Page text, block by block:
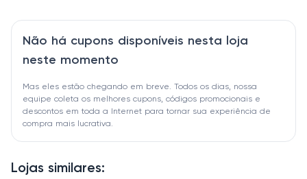
Lojas similares:
Não há cupons disponíveis nesta loja
neste momento
Mas eles estão chegando em breve. Todos os dias, nossa
equipe coleta os melhores cupons, códigos promocionais e
descontos em toda a Internet para tornar sua experiência de
compra mais lucrativa.